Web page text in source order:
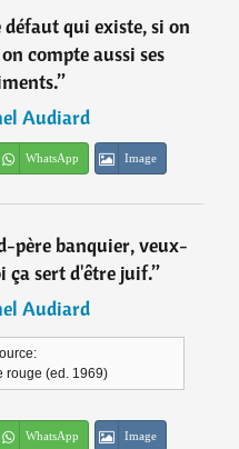
qui existe, si on
compte aussi ses
”
Audiard
WhatsApp Image
père banquier, veux-
ça sert d'être juif.”
Audiard
rouge (ed. 1969)
WhatsApp Image